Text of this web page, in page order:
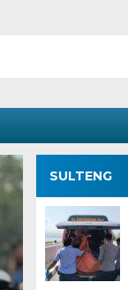
SULTENG